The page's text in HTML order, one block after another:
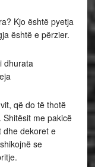
Kjo është pyetja
është e përzier.
dhurata
që do të thotë
me pakicë
dhe dekoret e
se